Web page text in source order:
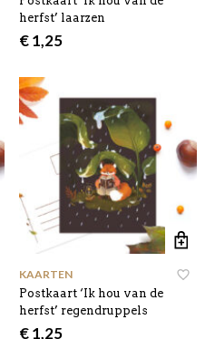
herfst’ laarzen
€1,25
KAARTEN
Postkaart ‘Ik hou van de
herfst’ regendruppels
€1,25